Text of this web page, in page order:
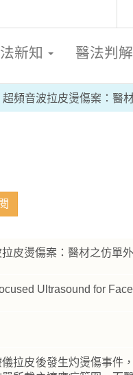
新知 醫法判解
超頻音波拉皮燙傷案：醫
拉皮燙傷案：醫材之仿單
Ultrasound for
拉皮後發生灼燙傷事件